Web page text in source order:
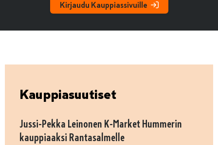
Kirjaudu Kauppiassivuille
Kauppiasuutiset
Jussi-Pekka Leinonen K-Market Hummerin
kauppiaaksi Rantasalmelle